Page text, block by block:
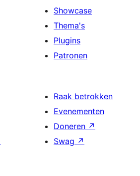
Showcase
Thema's
Plugins
Patronen
Raak betrokken
Evenementen
Doneren ↗
Swag ↗